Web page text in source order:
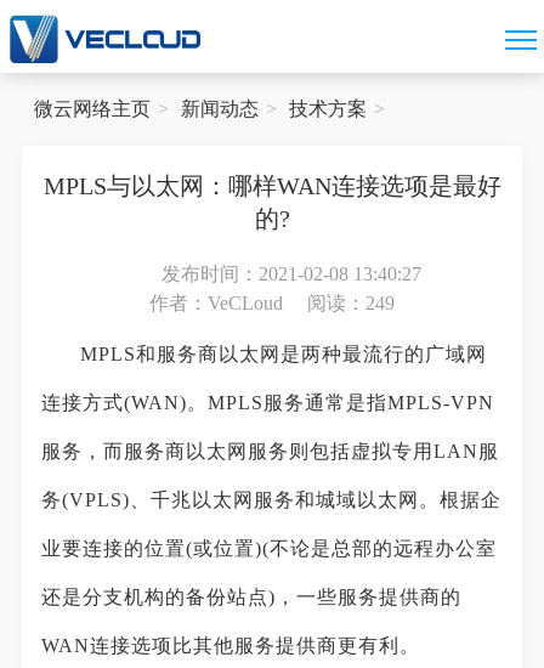
微云网络主页 新闻动态 技术方案
MPLS与以太网：哪样WAN连接选项是最好
的?
发布时间：2021-02-08 13:40:27
作者：VeCLoud
阅读：249
MPLS和服务商以太网是两种最流行的广域网
连接方式(WAN)。MPLS服务通常是指MPLS-VPN
服务，而服务商以太网服务则包括虚拟专用LAN服
务(VPLS)、千兆以太网服务和城域以太网。根据企
业要连接的位置(或位置)(不论是总部的远程办公室
还是分支机构的备份站点)，一些服务提供商的
WAN连接选项比其他服务提供商更有利。